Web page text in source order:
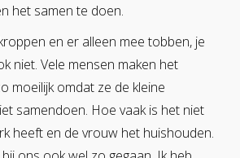
het samen te doen.
en er alleen mee tobben, je
niet. Vele mensen maken het
moeilijk omdat ze de kleine
samendoen. Hoe vaak is het niet
heeft en de vrouw het huishouden.